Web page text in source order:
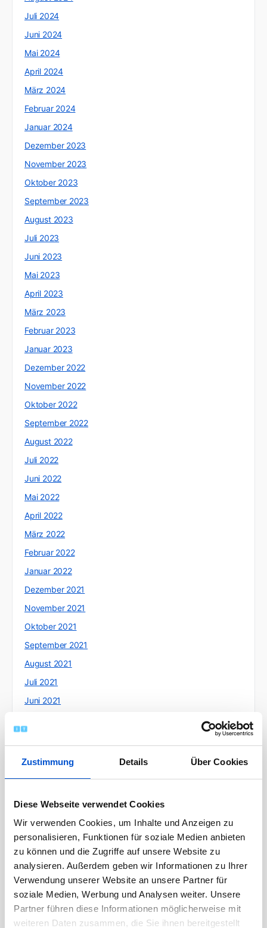
Zustimmung Details Über Cookies
Diese Webseite verwendet Cookies
Wir verwenden Cookies, um Inhalte und Anzeigen zu
personalisieren, Funktionen für soziale Medien anbieten
zu können und die Zugriffe auf unsere Website zu
analysieren. Außerdem geben wir Informationen zu Ihrer
Verwendung unserer Website an unsere Partner für
soziale Medien, Werbung und Analysen weiter. Unsere
Partner führen diese Informationen möglicherweise mit
weiteren Daten zusammen, die Sie ihnen bereitgestellt
Juli 2024
Juni 2024
Mai 2024
April 2024
März 2024
Februar 2024
Januar 2024
Dezember 2023
November 2023
Oktober 2023
September 2023
August 2023
Juli 2023
Juni 2023
Mai 2023
April 2023
März 2023
Februar 2023
Januar 2023
Dezember 2022
November 2022
Oktober 2022
September 2022
August 2022
Juli 2022
Juni 2022
Mai 2022
April 2022
März 2022
Februar 2022
Januar 2022
Dezember 2021
November 2021
Oktober 2021
September 2021
August 2021
Juli 2021
Juni 2021
Oktober 2020
September 2020
August 2020
Juli 2020
Juni 2020